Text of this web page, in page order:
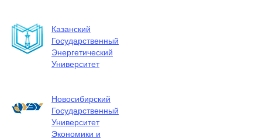
Казанский
Государственный
Энергетический
Университет
Новосибирский
Государственный
Университет
Экономики и